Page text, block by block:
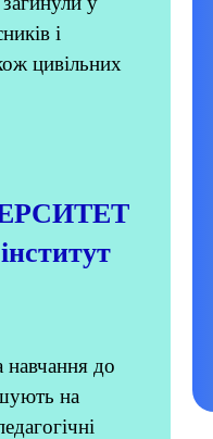
і
цивільних
навчання до
на